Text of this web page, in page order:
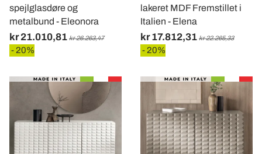
spejlglasdøre og
metalbund - Eleonora
kr 21.010,81 kr 26.263,47
- 20%
lakeret MDF Fremstillet i
Italien - Elena
kr 17.812,31 kr 22.265,33
- 20%